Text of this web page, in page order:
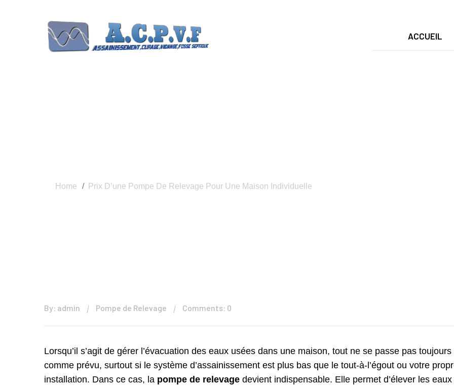
ACCUEIL
Home Prix D’une Pompe De Relevage Pour Une Maison Individuelle
By: admin Pompe de Relevage Comments: 0
Lorsqu’il s’agit de gérer l’évacuation des eaux usées dans une maison, tout ne se passe pas toujours
comme prévu, surtout si le système d’assainissement est plus bas que le tout-à-l’égout ou votre
installation. Dans ce cas, la pompe de relevage devient indispensable. Elle permet d’élever les eaux